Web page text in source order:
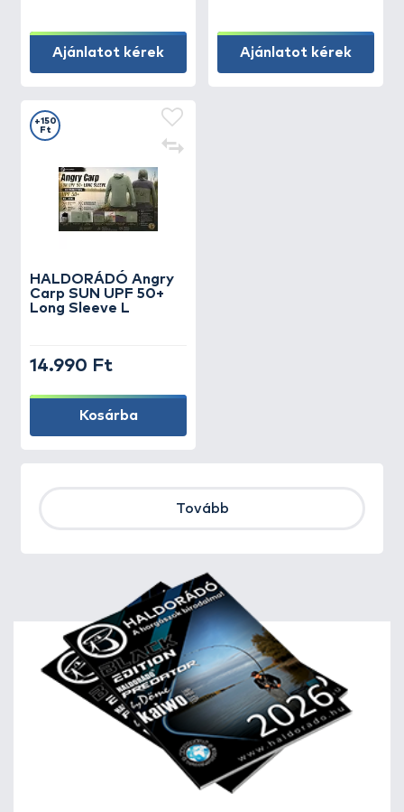
Ajánlatot kérek Ajánlatot kérek
HALDORÁDÓ Angry
Carp SUN UPF 50+
Long Sleeve L
+150
Ft
14.990 Ft
Kosárba
Tovább